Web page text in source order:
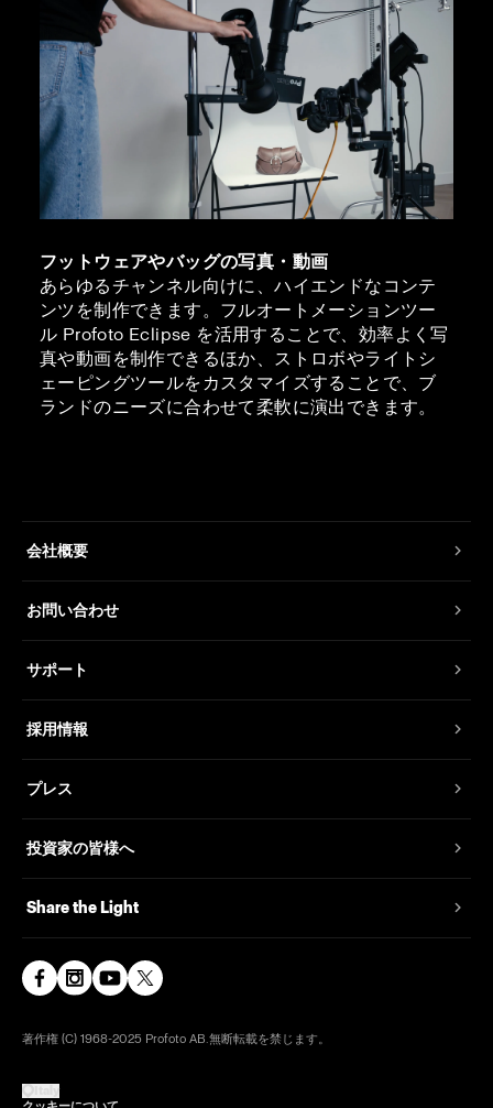
フットウェアやバッグの写真・動画
あらゆるチャンネル向けに、ハイエンドなコンテ
ンツを制作できます。フルオートメーションツー
ル Profoto Eclipse を活用することで、効率よく写
真や動画を制作できるほか、ストロボやライトシ
ェーピングツールをカスタマイズすることで、ブ
ランドのニーズに合わせて柔軟に演出できます。
会社概要
お問い合わせ
サポート
採用情報
プレス
投資家の皆様へ
Share the Light
著作権 (C) 1968-2025 Profoto AB.無断転載を禁じます。